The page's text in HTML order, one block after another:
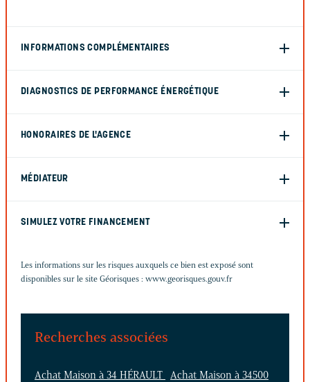
INFORMATIONS COMPLÉMENTAIRES
DIAGNOSTICS DE PERFORMANCE ÉNERGÉTIQUE
HONORAIRES DE L'AGENCE
MÉDIATEUR
SIMULEZ VOTRE FINANCEMENT
Les informations sur les risques auxquels ce bien est exposé sont
disponibles sur le site Géorisques : www.georisques.gouv.fr
Recherches associées
Achat Maison à 34 HÉRAULT
Achat Maison à 34500